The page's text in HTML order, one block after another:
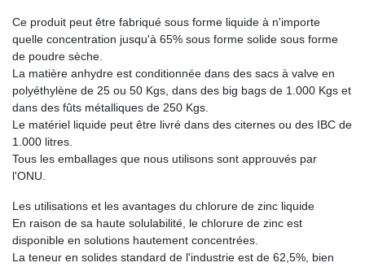
Ce produit peut être fabriqué sous forme liquide à n'importe
quelle concentration jusqu'à 65% sous forme solide sous forme
de poudre sèche.
La matière anhydre est conditionnée dans des sacs à valve en
polyéthylène de 25 ou 50 Kgs, dans des big bags de 1.000 Kgs et
dans des fûts métalliques de 250 Kgs.
Le matériel liquide peut être livré dans des citernes ou des IBC de
1.000 litres.
Tous les emballages que nous utilisons sont approuvés par
l'ONU.
Les utilisations et les avantages du chlorure de zinc liquide
En raison de sa haute solulabilité, le chlorure de zinc est
disponible en solutions hautement concentrées.
La teneur en solides standard de l'industrie est de 62,5%, bien